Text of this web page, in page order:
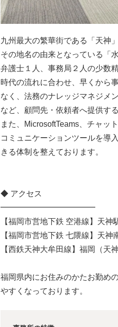
九州最大の繁華街である「天神」
その地名の由来となっている「
弁護士１人、事務局２人の少数
時代の流れに合わせ、早くから
なく、法務のナレッジマネジメ
など、顧問先・依頼者へ提供す
また、MicrosoftTeams、チャッ
コミュニケーションツールを導
きる体制を整えております。
◆ アクセス
━━━━━━━━━━━━
【福岡市営地下鉄 空港線】天
【福岡市営地下鉄 七隈線】天神
【西鉄天神大牟田線】福岡（天
福岡県内にお住みのかたお勤め
やすくなっております。